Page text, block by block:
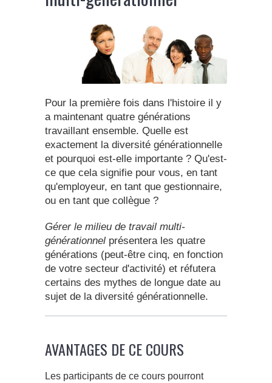
Pour la première fois dans l'histoire il y
a maintenant quatre générations
travaillant ensemble. Quelle est
exactement la diversité générationnelle
et pourquoi est-elle importante ? Qu'est-
ce que cela signifie pour vous, en tant
qu'employeur, en tant que gestionnaire,
ou en tant que collègue ?
Gérer le milieu de travail multi-
générationnel présentera les quatre
générations (peut-être cinq, en fonction
de votre secteur d'activité) et réfutera
certains des mythes de longue date au
sujet de la diversité générationnelle.
AVANTAGES DE CE COURS
Les participants de ce cours pourront